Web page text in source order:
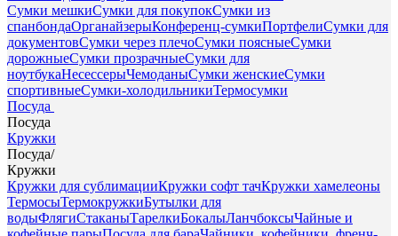
Сумки мешкиСумки для покупокСумки из
спанбондаОрганайзерыКонференц-сумкиПортфелиСумки для
документовСумки через плечоСумки поясныеСумки
дорожныеСумки прозрачныеСумки для
ноутбукаНесессерыЧемоданыСумки женскиеСумки
спортивныеСумки-холодильникиТермосумки
Посуда
Посуда
Кружки
Посуда/
Кружки
Кружки для сублимацииКружки софт тачКружки хамелеоны
ТермосыТермокружкиБутылки для
водыФлягиСтаканыТарелкиБокалыЛанчбоксыЧайные и